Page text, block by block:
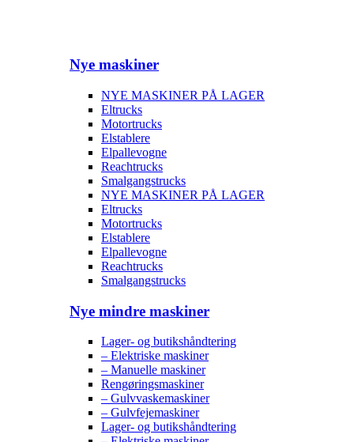
Nye maskiner
NYE MASKINER PÅ LAGER
Eltrucks
Motortrucks
Elstablere
Elpallevogne
Reachtrucks
Smalgangstrucks
NYE MASKINER PÅ LAGER
Eltrucks
Motortrucks
Elstablere
Elpallevogne
Reachtrucks
Smalgangstrucks
Nye mindre maskiner
Lager- og butikshåndtering
– Elektriske maskiner
– Manuelle maskiner
Rengøringsmaskiner
– Gulvvaskemaskiner
– Gulvfejemaskiner
Lager- og butikshåndtering